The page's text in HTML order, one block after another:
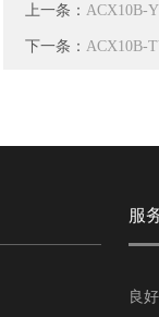
上一条： ACX10B-
下一条： ACX10B-
服
良